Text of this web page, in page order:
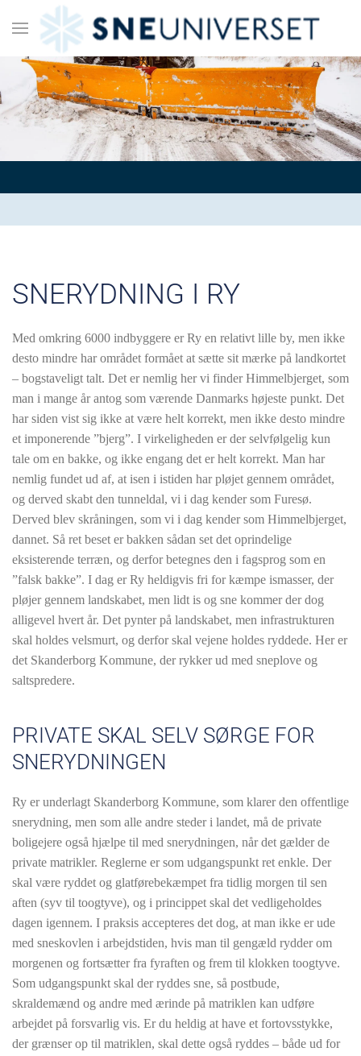
SNERYDNING I RY
Med omkring 6000 indbyggere er Ry en relativt lille by, men ikke
desto mindre har området formået at sætte sit mærke på landkortet
– bogstaveligt talt. Det er nemlig her vi finder Himmelbjerget, som
man i mange år antog som værende Danmarks højeste punkt. Det
har siden vist sig ikke at være helt korrekt, men ikke desto mindre
et imponerende ”bjerg”. I virkeligheden er der selvfølgelig kun
tale om en bakke, og ikke engang det er helt korrekt. Man har
nemlig fundet ud af, at isen i istiden har pløjet gennem området,
og derved skabt den tunneldal, vi i dag kender som Furesø.
Derved blev skråningen, som vi i dag kender som Himmelbjerget,
dannet. Så ret beset er bakken sådan set det oprindelige
eksisterende terræn, og derfor betegnes den i fagsprog som en
”falsk bakke”. I dag er Ry heldigvis fri for kæmpe ismasser, der
pløjer gennem landskabet, men lidt is og sne kommer der dog
alligevel hvert år. Det pynter på landskabet, men infrastrukturen
skal holdes velsmurt, og derfor skal vejene holdes ryddede. Her er
det Skanderborg Kommune, der rykker ud med sneplove og
saltspredere.
PRIVATE SKAL SELV SØRGE FOR
SNERYDNINGEN
Ry er underlagt Skanderborg Kommune, som klarer den offentlige
snerydning, men som alle andre steder i landet, må de private
boligejere også hjælpe til med snerydningen, når det gælder de
private matrikler. Reglerne er som udgangspunkt ret enkle. Der
skal være ryddet og glatførebekæmpet fra tidlig morgen til sen
aften (syv til toogtyve), og i princippet skal det vedligeholdes
dagen igennem. I praksis accepteres det dog, at man ikke er ude
med sneskovlen i arbejdstiden, hvis man til gengæld rydder om
morgenen og fortsætter fra fyraften og frem til klokken toogtyve.
Som udgangspunkt skal der ryddes sne, så postbude,
skraldemænd og andre med ærinde på matriklen kan udføre
arbejdet på forsvarlig vis. Er du heldig at have et fortovsstykke,
der grænser op til matriklen, skal dette også ryddes – både ud for